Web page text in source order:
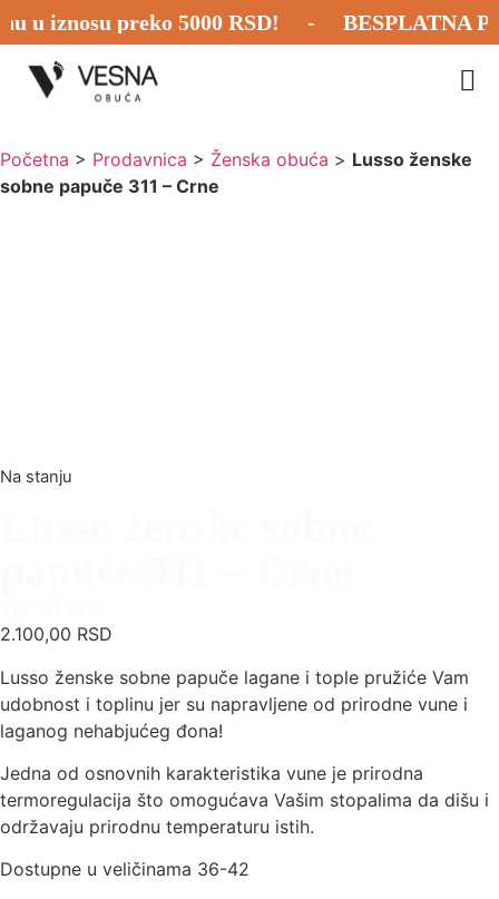
u iznosu preko 5000 RSD! - BESPLATNA
Početna > Prodavnica > Ženska obuća > Lusso ženske
sobne papuče 311 – Crne
Na stanju
2.100,00 RSD
Lusso ženske sobne papuče lagane i tople pružiće Vam
udobnost i toplinu jer su napravljene od prirodne vune i
laganog nehabjućeg đona!
Jedna od osnovnih karakteristika vune je prirodna
termoregulacija što omogućava Vašim stopalima da dišu i
održavaju prirodnu temperaturu istih.
Dostupne u veličinama 36-42